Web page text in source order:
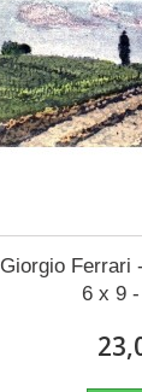
Giorgio Ferrari
6 x 9